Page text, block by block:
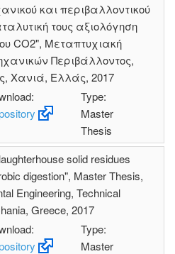
και περιβαλλοντικού
τους αξιολόγηση
CO2", Μεταπτυχιακή
Περιβάλλοντος,
Χανιά, Ελλάς, 2017
Type:
Master
Thesis
solid residues
digestion", Master Thesis,
Engineering, Technical
Greece, 2017
Type:
Master